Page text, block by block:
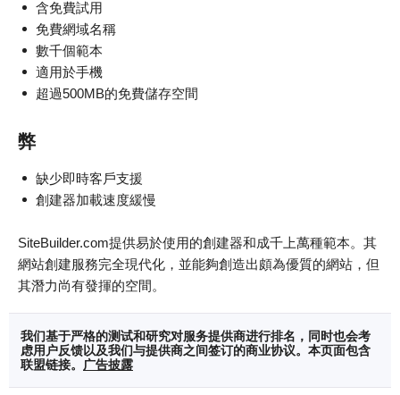
含免費試用
免費網域名稱
數千個範本
適用於手機
超過500MB的免費儲存空間
弊
缺少即時客戶支援
創建器加載速度緩慢
SiteBuilder.com提供易於使用的創建器和成千上萬種範本。其
網站創建服務完全現代化，並能夠創造出頗為優質的網站，但
其潛力尚有發揮的空間。
我们基于严格的测试和研究对服务提供商进行排名，同时也会考
虑用户反馈以及我们与提供商之间签订的商业协议。本页面包含
联盟链接。 广告披露